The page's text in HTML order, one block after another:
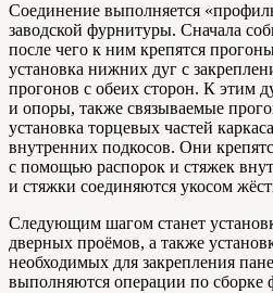
Соединение выполняется
заводской фурнитуры. Сначала
после чего к ним крепятся
установка нижних дуг с
прогонов с обеих сторон. К этим
и опоры, также связываемые
установка торцевых частей
внутренних подкосов. Они
с помощью распорок и стяжек
и стяжки соединяются укосом
Следующим шагом станет
дверных проёмов, а также
необходимых для закрепления
выполняются операции по сборке